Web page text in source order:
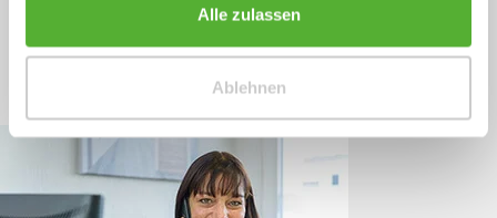
Alle zulassen
Ablehnen
+49 (0)4244 965 34 04
Mo - Do, 09:00 - 16:00 Uhr
und Fr, 09:00 - 13:00 Uhr